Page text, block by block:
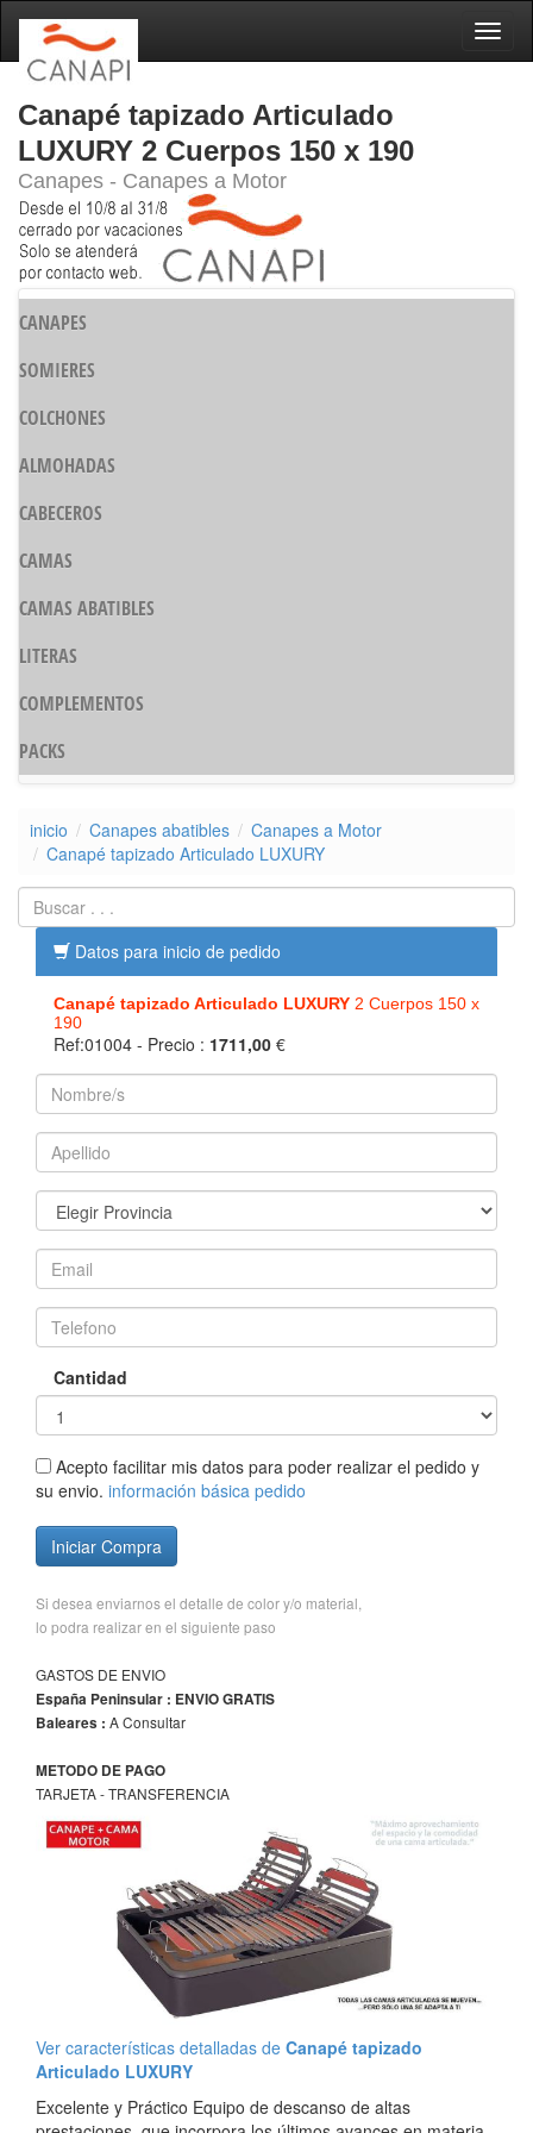
Canapé tapizado Articulado
LUXURY 2 Cuerpos 150 x 190
Canapes - Canapes a Motor
CANAPES
SOMIERES
COLCHONES
ALMOHADAS
CABECEROS
CAMAS
CAMAS ABATIBLES
LITERAS
COMPLEMENTOS
PACKS
inicio Canapes abatibles
Canapes a Motor
Canapé tapizado Articulado LUXURY
Datos para inicio de pedido
Canapé tapizado Articulado LUXURY 2 Cuerpos 150 x
190
Ref:01004 - Precio : 1711,00 €
Cantidad
Acepto facilitar mis datos para poder realizar el pedido y
su envio. información básica pedido
Iniciar Compra
Si desea enviarnos el detalle de color y/o material,
lo podra realizar en el siguiente paso
GASTOS DE ENVIO
España Peninsular : ENVIO GRATIS
Baleares : A Consultar
METODO DE PAGO
TARJETA - TRANSFERENCIA
Ver características detalladas de Canapé tapizado
Articulado LUXURY
Excelente y Práctico Equipo de descanso de altas